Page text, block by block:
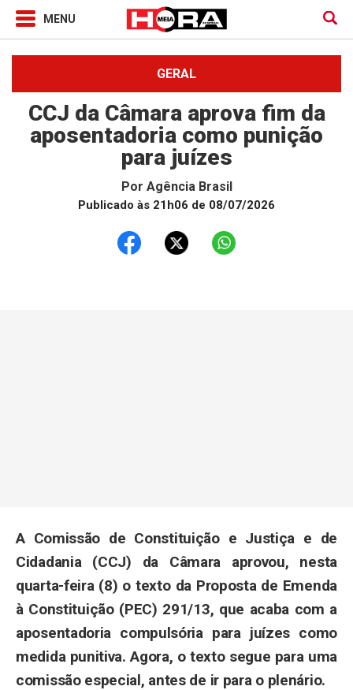
GERAL
CCJ da Câmara aprova fim da
aposentadoria como punição
para juízes
Por Agência Brasil
Publicado às 21h06 de 08/07/2026
A Comissão de Constituição e Justiça e de
Cidadania (CCJ) da Câmara aprovou, nesta
quarta-feira (8) o texto da Proposta de Emenda
à Constituição (PEC) 291/13, que acaba com a
aposentadoria compulsória para juízes como
medida punitiva. Agora, o texto segue para uma
comissão especial, antes de ir para o plenário.